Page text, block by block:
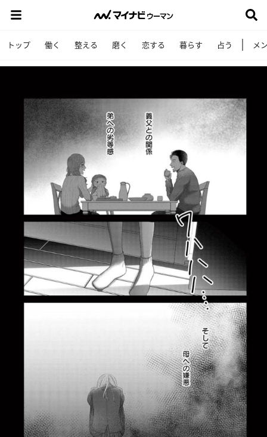
トップ 働く 整える 磨く 恋する 暮らす 占う メ